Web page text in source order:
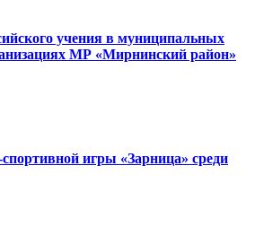
учения в муниципальных
МР «Мирнинский район»
игры «Зарница» среди